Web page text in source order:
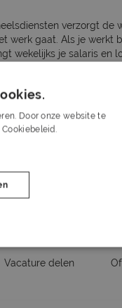
verzorgt de
werk gaat. Als je werkt
wekelijks je salaris en
evalueren we je werk
op de website van
Vacature delen
Door onze website te